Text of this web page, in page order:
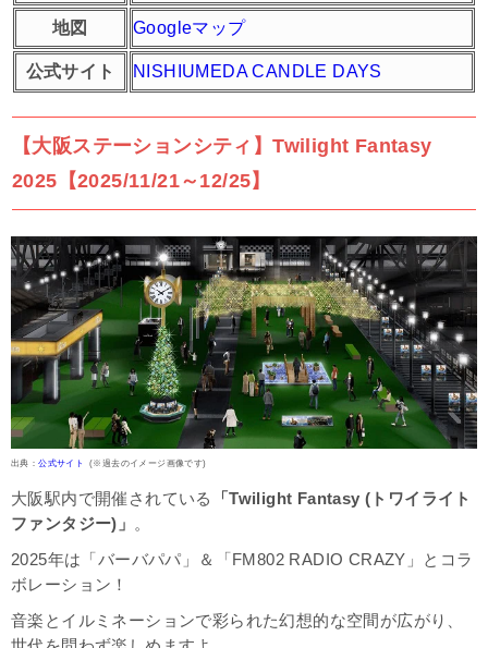
地図 Googleマップ
公式サイト NISHIUMEDA CANDLE DAYS
【大阪ステーションシティ】Twilight Fantasy
2025【2025/11/21～12/25】
出典：公式サイト (※過去のイメージ画像です)
大阪駅内で開催されている
「Twilight Fantasy (トワイライト
ファンタジー)」
。
2025年は「バーバパパ」＆「FM802 RADIO CRAZY」とコラ
ボレーション！
音楽とイルミネーションで彩られた幻想的な空間が広がり、